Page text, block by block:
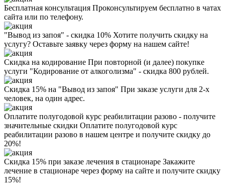
Бесплатная консультация Проконсультируем бесплатно в чатах
сайта или по телефону.
"Вывод из запоя" - скидка 10% Хотите получить скидку на
услугу? Оставьте заявку через форму на нашем сайте!
Скидка на кодирование При повторной (и далее) покупке
услуги "Кодирование от алкоголизма" - скидка 800 рублей.
Скидка 15% на "Вывод из запоя" При заказе услуги для 2-х
человек, на один адрес.
Оплатите полугодовой курс реабилитации разово - получите
значительные скидки Оплатите полугодовой курс
реабилитации разово в нашем центре и получите скидку до
20%!
Скидка 15% при заказе лечения в стационаре Закажите
лечение в стационаре через форму на сайте и получите скидку
15%!